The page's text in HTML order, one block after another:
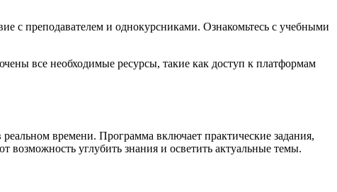
с преподавателем и однокурсниками. Ознакомьтесь с учебными
все необходимые ресурсы, такие как доступ к платформам
времени. Программа включает практические задания,
углубить знания и осветить актуальные темы.